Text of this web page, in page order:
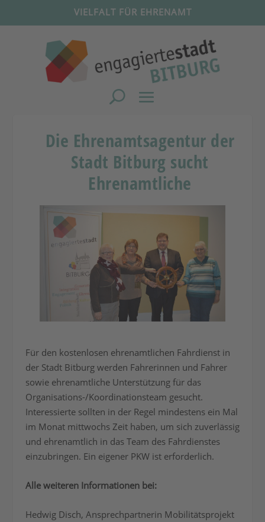
VIELFALT FÜR EHRENAMT
Die Ehrenamtsagentur der
Stadt Bitburg sucht
Ehrenamtliche
Für den kostenlosen ehrenamtlichen Fahrdienst in
der Stadt Bitburg werden Fahrerinnen und Fahrer
sowie ehrenamtliche Unterstützung für das
Organisations-/Koordinationsteam gesucht.
Interessierte sollten in der Regel mindestens ein Mal
im Monat mittwochs Zeit haben, um sich zuverlässig
und ehrenamtlich in das Team des Fahrdienstes
einzubringen. Ein eigener PKW ist erforderlich.
Alle weiteren Informationen bei:
Hedwig Disch, Ansprechpartnerin Mobilitätsprojekt